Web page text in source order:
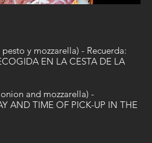
y mozzarella) - Recuerda:
EN LA CESTA DE LA
and mozzarella) -
AND TIME OF PICK-UP IN THE